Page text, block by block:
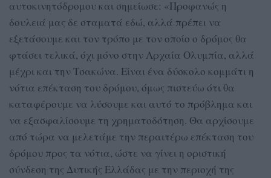
αυτοκινητόδρομου και σημείωσε: «Προφανώς η
δουλειά μας δε σταματά εδώ, αλλά πρέπει να
εξετάσουμε και τον τρόπο με τον οποίο ο δρόμος θα
φτάσει τελικά, όχι μόνο στην Αρχαία Ολυμπία, αλλά
μέχρι και την Τσακώνα. Είναι ένα δύσκολο κομμάτι η
νότια επέκταση του δρόμου, όμως πιστεύω ότι θα
καταφέρουμε να λύσουμε και αυτό το πρόβλημα και
να εξασφαλίσουμε τη χρηματοδότηση. Θα αρχίσουμε
από τώρα να μελετάμε την περαιτέρω επέκταση του
δρόμου προς τα νότια, ώστε να γίνει η οριστική
σύνδεση της Δυτικής Ελλάδας με την περιοχή της